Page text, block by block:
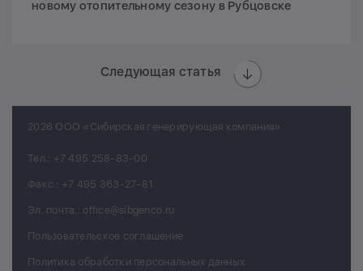
новому отопительному сезону в Рубцовске
Следующая статья
2026 ООО «Сибирская генерирующая компания»
Тел.: +7 495 258-83-00
Факс.: +7 495 363-27-81
Эл. почта.: office@sibgenco.ru
Пользовательское соглашение
Политика обработки персональных данных